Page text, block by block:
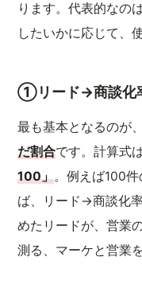
ります。代表的なの
したいかに応じて、
①リード→商談化
最も基本となるのが
だ割合です。計算式
100」。例えば100
ば、リード→商談化
めたリードが、営業
測る、マーケと営業